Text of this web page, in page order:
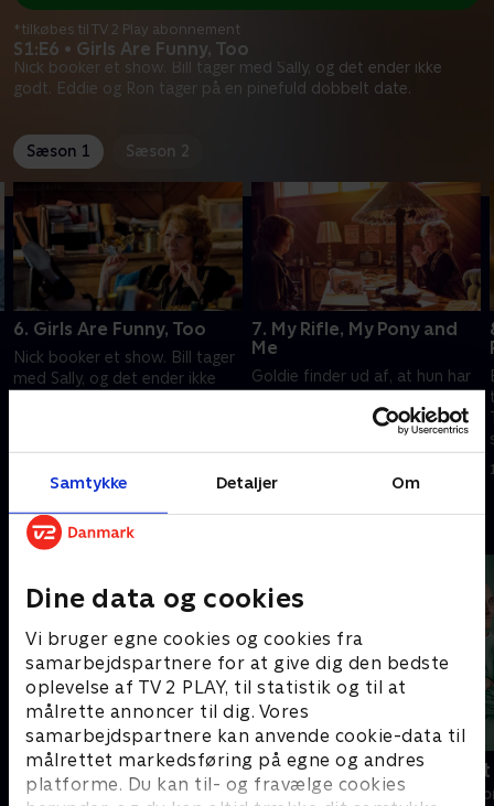
Samtykke Detaljer Om
Dine data og cookies
Vi bruger egne cookies og cookies fra
samarbejdspartnere for at give dig den bedste
oplevelse af TV 2 PLAY, til statistik og til at
målrette annoncer til dig. Vores
samarbejdspartnere kan anvende cookie-data til
målrettet markedsføring på egne og andres
platforme. Du kan til- og fravælge cookies
S1:E6 • Girls Are Funny, Too
Nick booker et show. Bill tager med Sally, og det ender ikke
godt. Eddie og Ron tager på en pinefuld dobbelt date.
*tilkøbes til TV 2 Play abonnement
Sæson 1 Sæson 2
6. Girls Are Funny, Too
Nick booker et show. Bill tager
med Sally, og det ender ikke
1. juli 2021 • 56 min
7. My Rifle, My Pony and
Me
Goldie finder ud af, at hun har
uforglemmelige tur ender skidt.
Andre så også
Happy fucking Pride
Drama • 1 sæsoner
Fake Patient
Drama • 1